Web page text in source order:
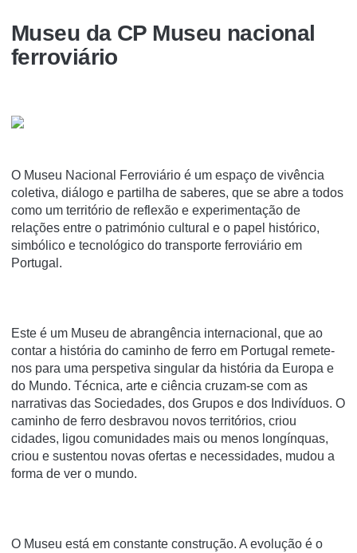
Museu da CP Museu nacional
ferroviário
O Museu Nacional Ferroviário é um espaço de vivência
coletiva, diálogo e partilha de saberes, que se abre a todos
como um território de reflexão e experimentação de
relações entre o património cultural e o papel histórico,
simbólico e tecnológico do transporte ferroviário em
Portugal.
Este é um Museu de abrangência internacional, que ao
contar a história do caminho de ferro em Portugal remete-
nos para uma perspetiva singular da história da Europa e
do Mundo. Técnica, arte e ciência cruzam-se com as
narrativas das Sociedades, dos Grupos e dos Indivíduos. O
caminho de ferro desbravou novos territórios, criou
cidades, ligou comunidades mais ou menos longínquas,
criou e sustentou novas ofertas e necessidades, mudou a
forma de ver o mundo.
O Museu está em constante construção. A evolução é o